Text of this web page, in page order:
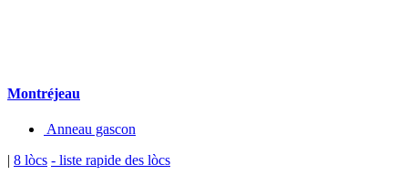
Montréjeau
Anneau gascon
| 8 lòcs - liste rapide des lòcs